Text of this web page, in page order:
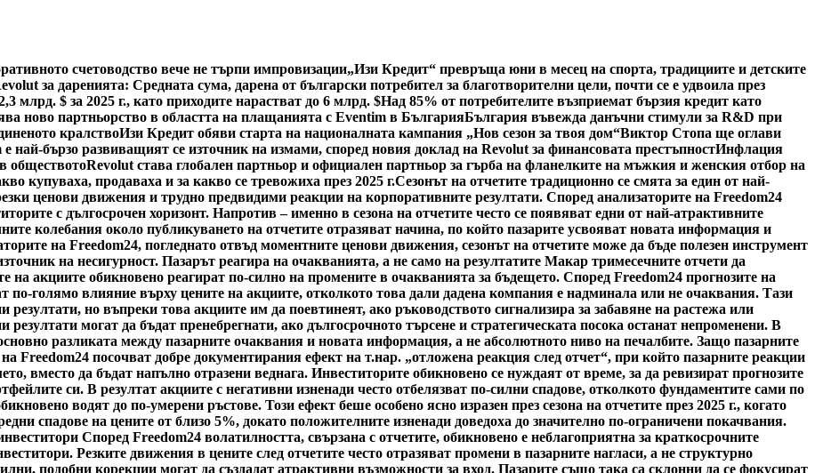
счетоводство вече не търпи импровизации„Изи Кредит“ превръща юни в месец на спорта, традициите и детските
за даренията: Средната сума, дарена от български потребител за благотворителни цели, почти се е удвоила през
млрд. $ за 2025 г., като приходите нарастват до 6 млрд. $Над 85% от потребителите възприемат бързия кредит като
ново партньорство в областта на плащанията с Eventim в БългарияБългария въвежда данъчни стимули за R&D при
кралствоИзи Кредит обяви старта на националната кампания „Нов сезон за твоя дом“Виктор Стопа ще оглави
е най-бързо развиващият се източник на измами, според новия доклад на Revolut за финансовата престъпностИнфлация
обществотоRevolut става глобален партньор и официален партньор за гърба на фланелките на мъжкия и женския отбор на
купуваха, продаваха и за какво се тревожиха през 2025 г.Сезонът на отчетите традиционно се смята за един от най-
ценови движения и трудно предвидими реакции на корпоративните резултати. Според анализаторите на Freedom24
с дългосрочен хоризонт. Напротив – именно в сезона на отчетите често се появяват едни от най-атрактивните
колебания около публикуването на отчетите отразяват начина, по който пазарите усвояват новата информация и
на Freedom24, погледнато отвъд моментните ценови движения, сезонът на отчетите може да бъде полезен инструмент
на несигурност. Пазарът реагира на очакванията, а не само на резултатите Макар тримесечните отчети да
на акциите обикновено реагират по-силно на промените в очакванията за бъдещето. Според Freedom24 прогнозите на
по-голямо влияние върху цените на акциите, отколкото това дали дадена компания е надминала или не очаквания. Тази
но въпреки това акциите им да поевтинеят, ако ръководството сигнализира за забавяне на растежа или
могат да бъдат пренебрегнати, ако дългосрочното търсене и стратегическата посока останат непроменени. В
разликата между пазарните очаквания и новата информация, а не абсолютното ниво на печалбите. Защо пазарните
Freedom24 посочват добре документирания ефект на т.нар. „отложена реакция след отчет“, при който пазарните реакции
вместо да бъдат напълно отразени веднага. Инвеститорите обикновено се нуждаят от време, за да ревизират прогнозите
си. В резултат акциите с негативни изненади често отбелязват по-силни спадове, отколкото фундаментите сами по
водят до по-умерени ръстове. Този ефект беше особено ясно изразен през сезона на отчетите през 2025 г., когато
спадове на цените от близо 5%, докато положителните изненади доведоха до значително по-ограничени покачвания.
Според Freedom24 волатилността, свързана с отчетите, обикновено е неблагоприятна за краткосрочните
Резките движения в цените след отчетите често отразяват промени в пазарните нагласи, а не структурно
подобни корекции могат да създадат атрактивни възможности за вход. Пазарите също така са склонни да се фокусират